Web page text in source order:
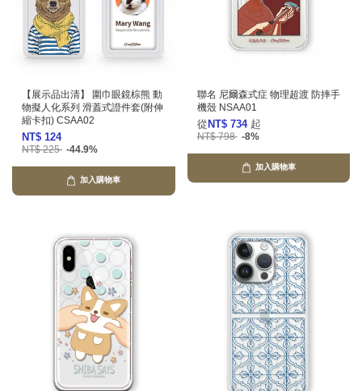
【展示品出清】 圍巾眼鏡棕熊 動
物擬人化系列 滑蓋式證件套(附伸
縮卡扣) CSAA02
NT$ 124
NT$ 225 -44.9%
加入購物車
聯名 尼爾森式症 物理超渡 防摔手
機殼 NSAA01
從 NT$ 734 起
NT$ 798 -8%
加入購物車